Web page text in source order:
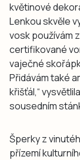
květinové
Lenkou skvěle
vosk používám
certifikované
vaječné
Přidávám také
křišťál,“
sousedním
Šperky z
přízemí